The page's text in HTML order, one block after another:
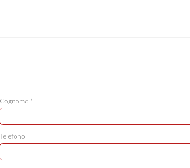
Cognome *
Telefono